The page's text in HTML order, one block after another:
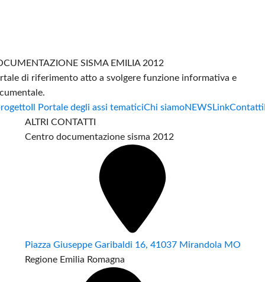
SISMA EMILIA 2012
di riferimento atto a svolgere funzione informativa e
Il Portale degli assi tematiciChi siamoNEWS LinkContatti
ALTRI CONTATTI
Centro documentazione sisma 2012
Piazza Giuseppe Garibaldi 16, 41037 Mirandola MO
Regione Emilia Romagna